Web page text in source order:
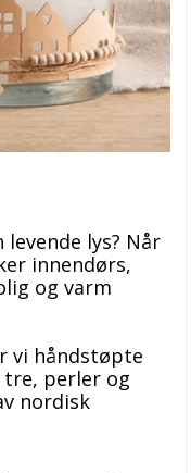
lys? Når
innendørs,
og varm
vi håndstøpte
perler og
nordisk